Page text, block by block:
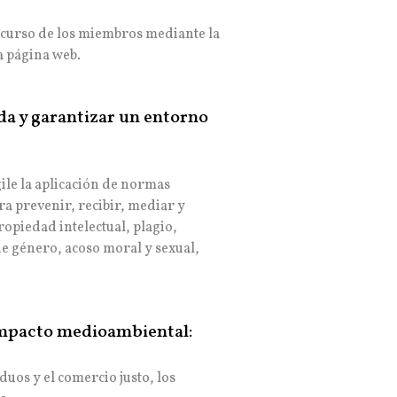
de los miembros mediante la
página web.
y garantizar un entorno
la aplicación de normas
prevenir, recibir, mediar y
intelectual, plagio,
género, acoso moral y sexual,
medioambiental:
y el comercio justo, los